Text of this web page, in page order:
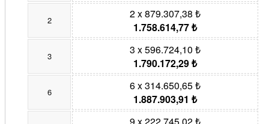
2
2 x 879.307,38 ₺
1.758.614,77 ₺
3
3 x 596.724,10 ₺
1.790.172,29 ₺
6
6 x 314.650,65 ₺
1.887.903,91 ₺